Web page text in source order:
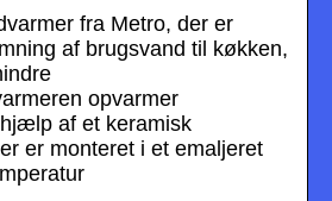
fra Metro, der er
af brugsvand til køkken,
opvarmer
af et keramisk
er monteret i et emaljeret